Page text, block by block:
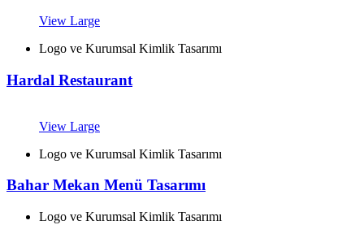
View Large
Logo ve Kurumsal Kimlik Tasarımı
Hardal Restaurant
View Large
Logo ve Kurumsal Kimlik Tasarımı
Bahar Mekan Menü Tasarımı
Logo ve Kurumsal Kimlik Tasarımı